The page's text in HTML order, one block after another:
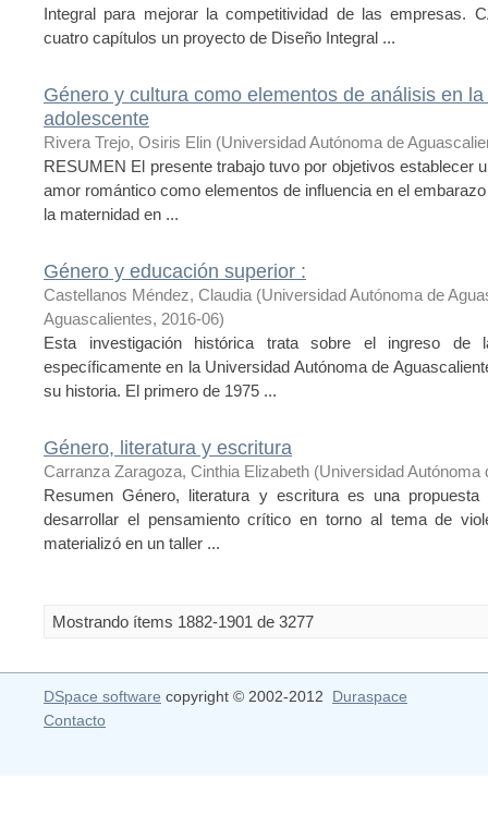
Integral para mejorar la competitividad de las empresas.
cuatro capítulos un proyecto de Diseño Integral ...
Género y cultura como elementos de análisis en
adolescente
Rivera Trejo, Osiris Elin (Universidad Autónoma de
RESUMEN El presente trabajo tuvo por objetivos establecer
amor romántico como elementos de influencia en el
la maternidad en ...
Género y educación superior :
Castellanos Méndez, Claudia (Universidad Autónoma de
Aguascalientes, 2016-06)
Esta investigación histórica trata sobre el ingreso de
específicamente en la Universidad Autónoma de
su historia. El primero de 1975 ...
Género, literatura y escritura
Carranza Zaragoza, Cinthia Elizabeth (Universidad Autónoma
Resumen Género, literatura y escritura es una
desarrollar el pensamiento crítico en torno al tema de
materializó en un taller ...
Mostrando ítems 1882-1901 de 3277
DSpace software copyright © 2002-2012 Duraspace
Contacto